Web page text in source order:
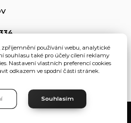
používání webu, analytické
souhlasu také pro účely cílení reklamy
Nastavení vlastních preferencí cookies
odkazem ve spodní části stránek.
Souhlasím